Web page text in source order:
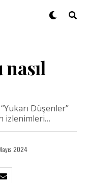
Düşenler”
izlenimleri…
2024